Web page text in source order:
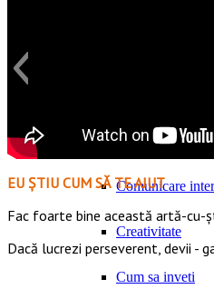
Psihologie
Comunicare
Creativitate
Cum sa inveti
EU ȘTIU CUM SĂ TE AJUT
Fac foarte bine această artă-cu-
Dacă lucrezi perseverent, devii -